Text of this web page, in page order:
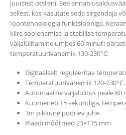
juurtest otsteni. See annab
sellest, kas kasutate seda sirgendaja
Ioontehnoloogia funktsiooniga.
kiire soojenemise ja stabiilse
väljalülitamine umbes 60 minuti
temperatuurivahemik 130-230°C.
Digitaalselt reguleeritav
Temperatuurivahemik 120-230°C.
Automaatne väljalülitus peale 60
Kuumeneb 15 sekundiga,
3m pikkune pöörlev juhe.
Plaadi mõõtmed 23×115 mm.